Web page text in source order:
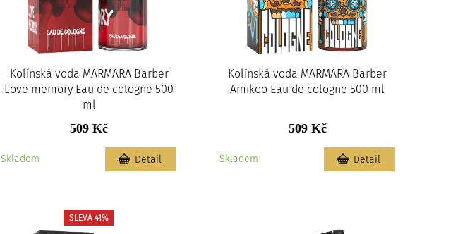
Kolínská voda MARMARA Barber
Love memory Eau de cologne 500
ml
509 Kč
Skladem Detail
Kolínská voda MARMARA Barber
Amikoo Eau de cologne 500 ml
509 Kč
Skladem Detail
SLEVA 41%